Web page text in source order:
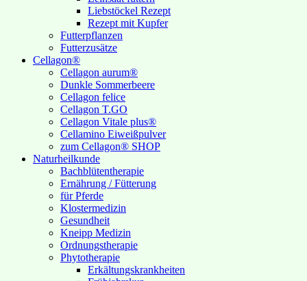
Liebstöckel Rezept
Rezept mit Kupfer
Futterpflanzen
Futterzusätze
Cellagon®
Cellagon aurum®
Dunkle Sommerbeere
Cellagon felice
Cellagon T.GO
Cellagon Vitale plus®
Cellamino Eiweißpulver
zum Cellagon® SHOP
Naturheilkunde
Bachblütentherapie
Ernährung / Fütterung
für Pferde
Klostermedizin
Gesundheit
Kneipp Medizin
Ordnungstherapie
Phytotherapie
Erkältungskrankheiten